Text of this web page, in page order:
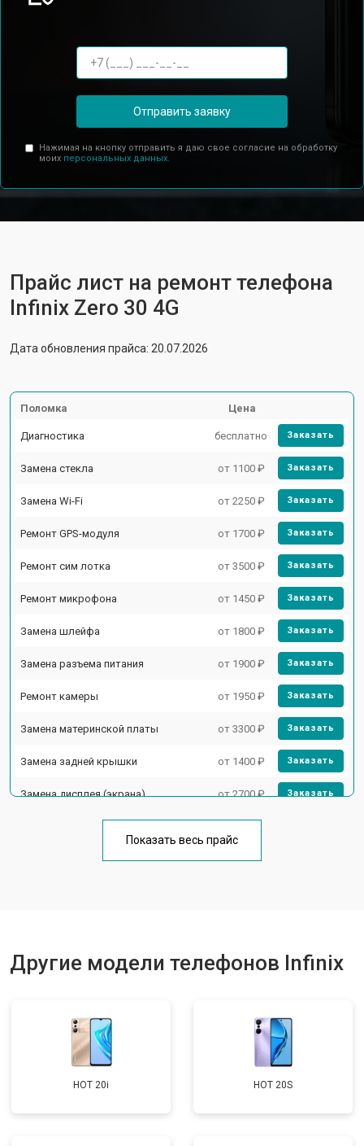
Отправить заявку
Нажимая на кнопку отправить я даю свое согласие на обработку
моих персональных данных.
Прайс лист на ремонт телефона
Infinix Zero 30 4G
Дата обновления прайса: 20.07.2026
Поломка Цена
Диагностика бесплатно Заказать
Замена стекла от 1100 ₽ Заказать
Замена Wi-Fi от 2250 ₽ Заказать
Ремонт GPS-модуля от 1700 ₽ Заказать
Ремонт сим лотка от 3500 ₽ Заказать
Ремонт микрофона от 1450 ₽ Заказать
Замена шлейфа от 1800 ₽ Заказать
Замена разъема питания от 1900 ₽ Заказать
Ремонт камеры от 1950 ₽ Заказать
Замена материнской платы от 3300 ₽ Заказать
Замена задней крышки от 1400 ₽ Заказать
Замена дисплея (экрана) от 2700 ₽ Заказать
Замена кнопки включения от 1750 ₽
Показать весь прайс
Другие модели телефонов Infinix
HOT 20i HOT 20S